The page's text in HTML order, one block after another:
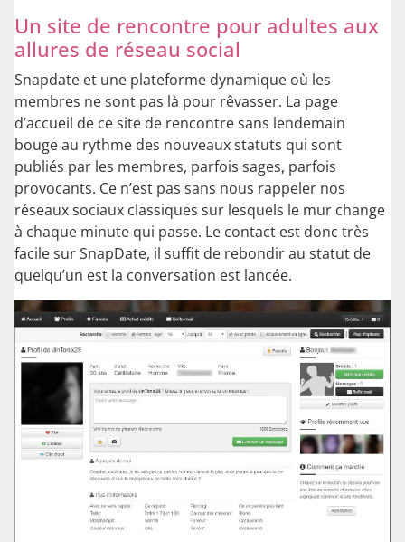
Un site de rencontre pour adultes aux
allures de réseau social
Snapdate et une plateforme dynamique où les
membres ne sont pas là pour rêvasser. La page
d’accueil de ce site de rencontre sans lendemain
bouge au rythme des nouveaux statuts qui sont
publiés par les membres, parfois sages, parfois
provocants. Ce n’est pas sans nous rappeler nos
réseaux sociaux classiques sur lesquels le mur change
à chaque minute qui passe. Le contact est donc très
facile sur SnapDate, il suffit de rebondir au statut de
quelqu’un est la conversation est lancée.